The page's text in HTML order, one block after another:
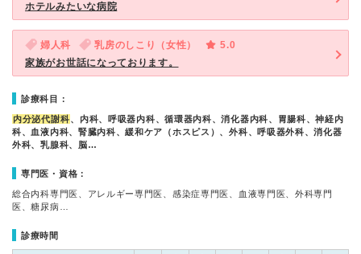
ホテルみたいな病院
婦人科 乳房のしこり（女性）
5.0
家族がお世話になっております。
診療科目：
内分泌代謝科、内科、呼吸器内科、循環器内科、消化器内科、胃腸科、神経内
科、血液内科、腎臓内科、緩和ケア（ホスピス）、外科、呼吸器外科、消化器
外科、乳腺科、脳…
専門医・資格：
総合内科専門医、アレルギー専門医、感染症専門医、血液専門医、外科専門
医、糖尿病…
診療時間